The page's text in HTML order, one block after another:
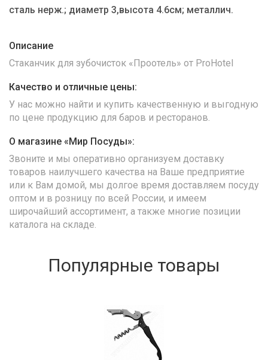
сталь нерж.; диаметр 3,высота 4.6см; металлич.
Описание
Стаканчик для зубочисток «Проотель» от ProHotel
Качество и отличные цены:
У нас можно найти и купить качественную и выгодную
по цене продукцию для баров и ресторанов.
О магазине «Мир Посуды»:
Звоните и мы оперативно организуем доставку
товаров наилучшего качества на Ваше предприятие
или к Вам домой, мы долгое время доставляем посуду
оптом и в розницу по всей России, и имеем
широчайший ассортимент, а также многие позиции
каталога на складе.
Популярные товары